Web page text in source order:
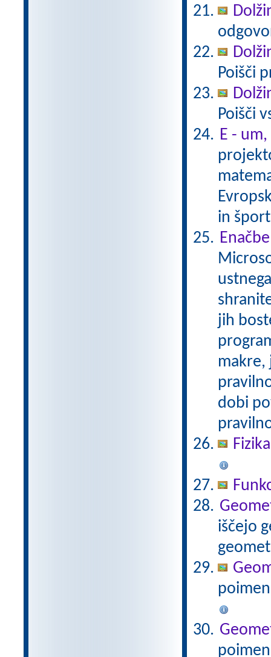
Poišči
Poišči
E -
in
Enačbe
jih
makre,
dobi
iščejo